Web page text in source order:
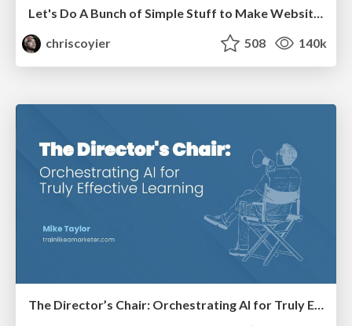
Let's Do A Bunch of Simple Stuff to Make Websites Faster
chriscoyier
508 140k
The Director’s Chair: Orchestrating AI for Truly Effective Learning